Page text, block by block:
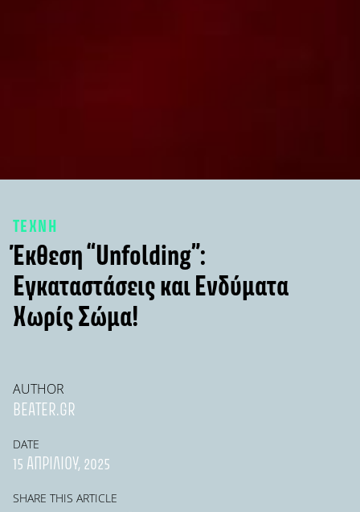
ΤΕΧΝΗ
Έκθεση “Unfolding”:
Εγκαταστάσεις και Ενδύματα
Χωρίς Σώμα!
AUTHOR
BEATER.GR
DATE
15 ΑΠΡΙΛΊΟΥ, 2025
SHARE THIS ARTICLE